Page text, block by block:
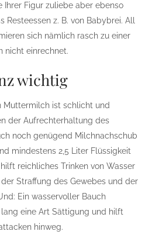
Ihrer Figur zuliebe aber ebenso
Resteessen z. B. von Babybrei. All
sich nämlich rasch zu einer
nicht einrechnet.
wichtig
Muttermilch ist schlicht und
der Aufrechterhaltung des
noch genügend Milchnachschub
mindestens 2,5 Liter Flüssigkeit
reichliches Trinken von Wasser
Straffung des Gewebes und der
Ein wasservoller Bauch
eine Art Sättigung und hilft
hinweg.